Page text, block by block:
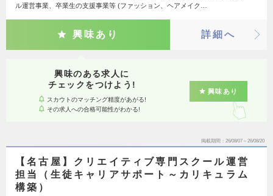
ル運営事業、卒業生の支援事業等 (ファッション、ヘアメイク…
興味あり 詳細へ
興味のある求人に
チェックをつけよう!
スカウトのマッチング精度があがる!
その求人への合格可能性がわかる!
興味あり
掲載期間 26/08/07～26/08/20
【名古屋】クリエイティブ専門スクール運営
担当（生徒キャリアサポート～カリキュラム
構築）